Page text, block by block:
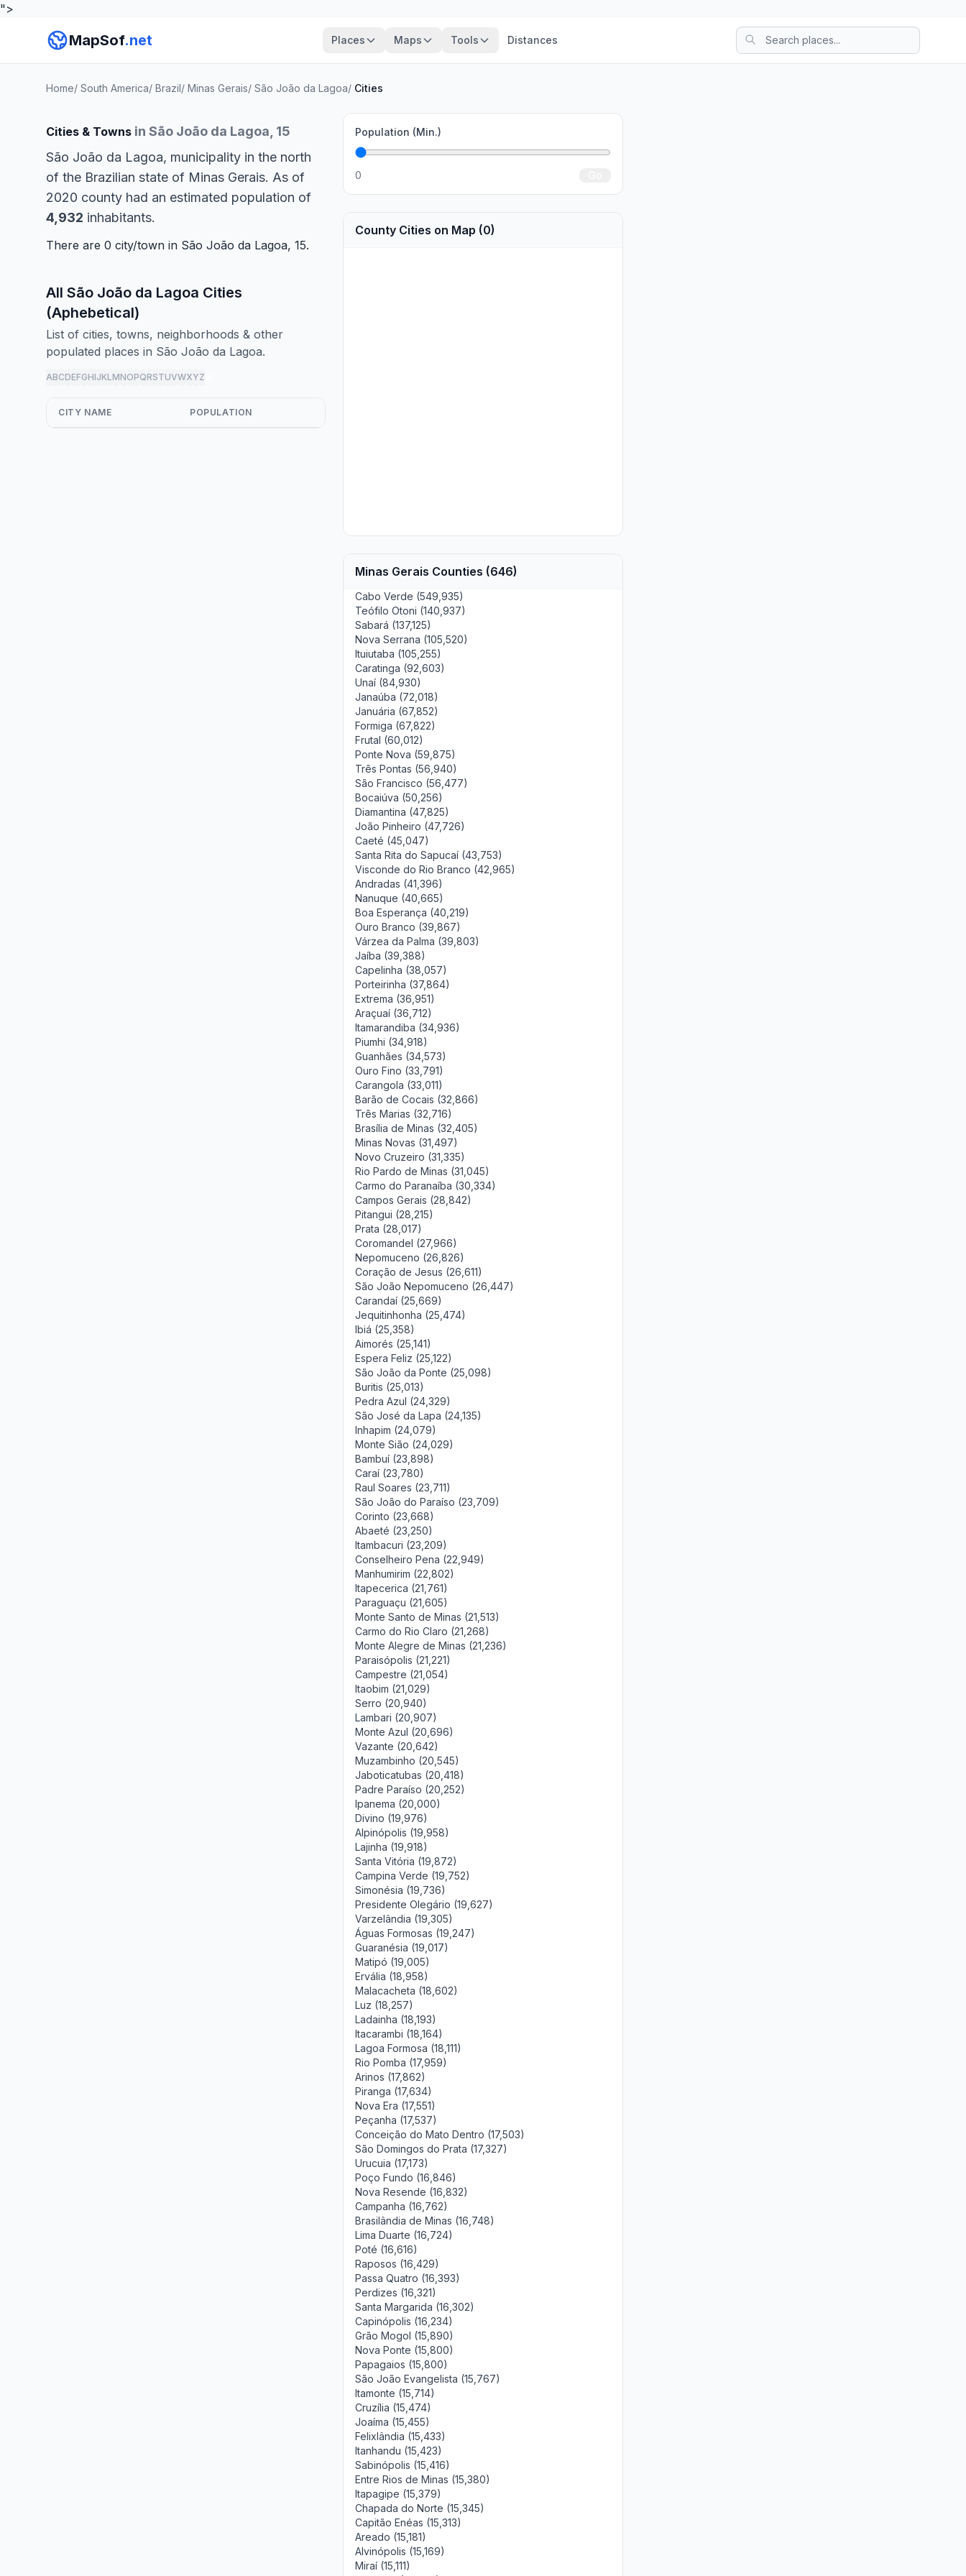
">
MapSof.net Places Maps Tools Distances
Home/ South America/ Brazil/ Minas Gerais/ São João da Lagoa/ Cities
Cities & Towns in São João da Lagoa, 15
São João da Lagoa, municipality in the north
of the Brazilian state of Minas Gerais. As of
2020 county had an estimated population of
4,932 inhabitants.
There are 0 city/town in São João da Lagoa, 15.
All São João da Lagoa Cities
(Aphebetical)
List of cities, towns, neighborhoods & other
populated places in São João da Lagoa.
ABCDEFGHIJKLMNOPQRSTUVWXYZ
CITY NAME POPULATION
Population (Min.)
0
County Cities on Map (0)
Minas Gerais Counties (646)
Cabo Verde (549,935)
Teófilo Otoni (140,937)
Sabará (137,125)
Nova Serrana (105,520)
Ituiutaba (105,255)
Caratinga (92,603)
Unaí (84,930)
Janaúba (72,018)
Januária (67,852)
Formiga (67,822)
Frutal (60,012)
Ponte Nova (59,875)
Três Pontas (56,940)
São Francisco (56,477)
Bocaiúva (50,256)
Diamantina (47,825)
João Pinheiro (47,726)
Caeté (45,047)
Santa Rita do Sapucaí (43,753)
Visconde do Rio Branco (42,965)
Andradas (41,396)
Nanuque (40,665)
Boa Esperança (40,219)
Ouro Branco (39,867)
Várzea da Palma (39,803)
Jaíba (39,388)
Capelinha (38,057)
Porteirinha (37,864)
Extrema (36,951)
Araçuaí (36,712)
Itamarandiba (34,936)
Piumhi (34,918)
Guanhães (34,573)
Ouro Fino (33,791)
Carangola (33,011)
Barão de Cocais (32,866)
Três Marias (32,716)
Brasília de Minas (32,405)
Minas Novas (31,497)
Novo Cruzeiro (31,335)
Rio Pardo de Minas (31,045)
Carmo do Paranaíba (30,334)
Campos Gerais (28,842)
Pitangui (28,215)
Prata (28,017)
Coromandel (27,966)
Nepomuceno (26,826)
Coração de Jesus (26,611)
São João Nepomuceno (26,447)
Carandaí (25,669)
Jequitinhonha (25,474)
Ibiá (25,358)
Aimorés (25,141)
Espera Feliz (25,122)
São João da Ponte (25,098)
Buritis (25,013)
Pedra Azul (24,329)
São José da Lapa (24,135)
Inhapim (24,079)
Monte Sião (24,029)
Bambuí (23,898)
Caraí (23,780)
Raul Soares (23,711)
São João do Paraíso (23,709)
Corinto (23,668)
Abaeté (23,250)
Itambacuri (23,209)
Conselheiro Pena (22,949)
Manhumirim (22,802)
Itapecerica (21,761)
Paraguaçu (21,605)
Monte Santo de Minas (21,513)
Carmo do Rio Claro (21,268)
Monte Alegre de Minas (21,236)
Paraisópolis (21,221)
Campestre (21,054)
Itaobim (21,029)
Serro (20,940)
Lambari (20,907)
Monte Azul (20,696)
Vazante (20,642)
Muzambinho (20,545)
Jaboticatubas (20,418)
Padre Paraíso (20,252)
Ipanema (20,000)
Divino (19,976)
Alpinópolis (19,958)
Lajinha (19,918)
Santa Vitória (19,872)
Campina Verde (19,752)
Simonésia (19,736)
Presidente Olegário (19,627)
Varzelândia (19,305)
Águas Formosas (19,247)
Guaranésia (19,017)
Matipó (19,005)
Ervália (18,958)
Malacacheta (18,602)
Luz (18,257)
Ladainha (18,193)
Itacarambi (18,164)
Lagoa Formosa (18,111)
Rio Pomba (17,959)
Arinos (17,862)
Piranga (17,634)
Nova Era (17,551)
Peçanha (17,537)
Conceição do Mato Dentro (17,503)
São Domingos do Prata (17,327)
Urucuia (17,173)
Poço Fundo (16,846)
Nova Resende (16,832)
Campanha (16,762)
Brasilândia de Minas (16,748)
Lima Duarte (16,724)
Poté (16,616)
Raposos (16,429)
Passa Quatro (16,393)
Perdizes (16,321)
Santa Margarida (16,302)
Capinópolis (16,234)
Grão Mogol (15,890)
Nova Ponte (15,800)
Papagaios (15,800)
São João Evangelista (15,767)
Itamonte (15,714)
Cruzília (15,474)
Joaíma (15,455)
Felixlândia (15,433)
Itanhandu (15,423)
Sabinópolis (15,416)
Entre Rios de Minas (15,380)
Itapagipe (15,379)
Chapada do Norte (15,345)
Capitão Enéas (15,313)
Areado (15,181)
Alvinópolis (15,169)
Miraí (15,111)